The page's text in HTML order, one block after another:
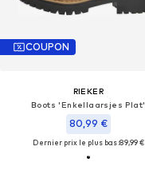
COUPON
RIEKER
Boots 'Enkellaarsjes Plat'
80,99 €
Dernier prix le plus bas :89,99 €